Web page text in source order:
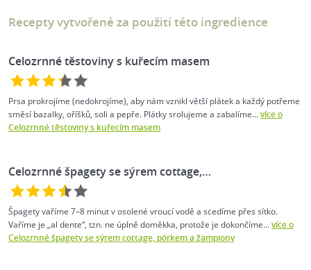
Recepty vytvořené za použití této ingredience
Celozrnné těstoviny s kuřecím masem
Prsa prokrojíme (nedokrojíme), aby nám vznikl větší plátek a každý potřeme
směsí bazalky, oříšků, soli a pepře. Plátky srolujeme a zabalíme...více o
Celozrnné těstoviny s kuřecím masem
Celozrnné špagety se sýrem cottage,…
Špagety vaříme 7–8 minut v osolené vroucí vodě a scedíme přes sítko.
Vaříme je „al dente“, tzn. ne úplně doměkka, protože je dokončíme...více o
Celozrnné špagety se sýrem cottage, pórkem a žampiony